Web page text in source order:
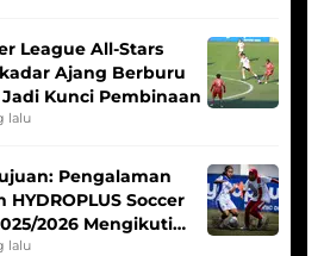
League All-Stars
Ajang Berburu
Kunci Pembinaan
lalu
Pengalaman
Soccer
2026 Mengikuti
Putri
lalu